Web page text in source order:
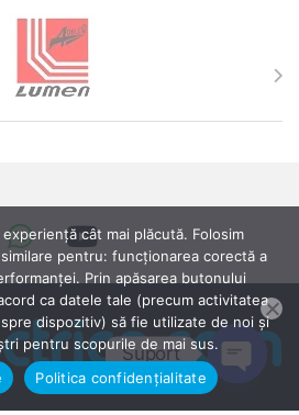
cât mai plăcută. Folosim
pentru: funcționarea corectă a
Prin apăsarea butonului
ca datele tale (precum activitatea
dispozitiv) să fie utilizate de noi și
pentru scopurile de mai sus.
Politica confidențialitate
Suport